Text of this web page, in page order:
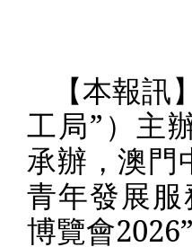
【本報
工局”）主
承辦，澳門
青年發展
博覽會2026